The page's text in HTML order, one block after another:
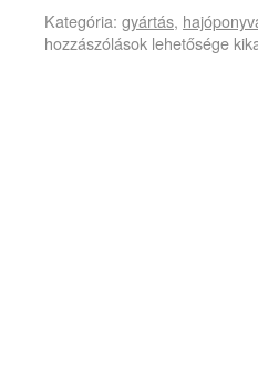
Kategória: gyártás,
hozzászólások lehetősége